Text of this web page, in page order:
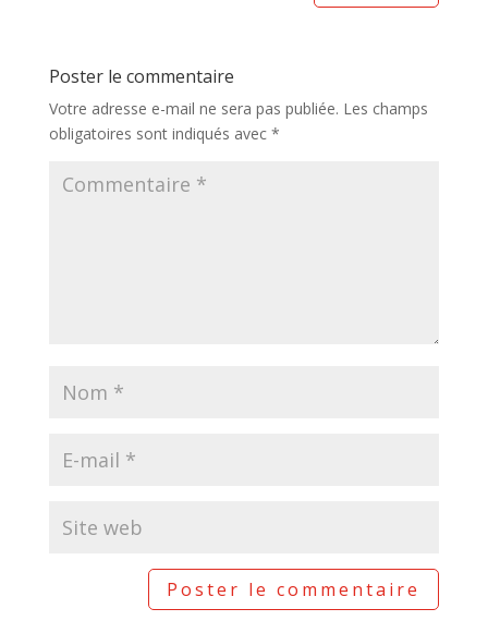
Poster le commentaire
Votre adresse e-mail ne sera pas publiée. Les champs
obligatoires sont indiqués avec *